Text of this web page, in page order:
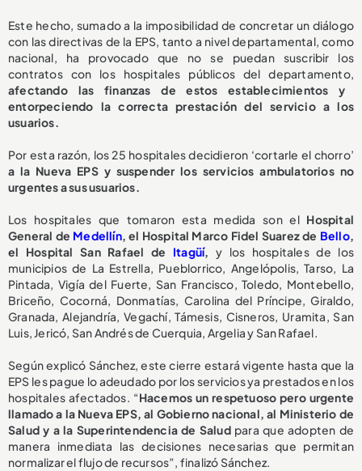
Este hecho, sumado a la imposibilidad de concretar un diálogo
con las directivas de la EPS, tanto a nivel departamental, como
nacional, ha provocado que no se puedan suscribir los
contratos con los hospitales públicos del departamento,
afectando las finanzas de estos establecimientos y
entorpeciendo la correcta prestación del servicio a los
usuarios.
Por esta razón, los 25 hospitales decidieron ‘cortarle el chorro’
a la Nueva EPS y suspender los servicios ambulatorios no
urgentes a sus usuarios.
Los hospitales que tomaron esta medida son el Hospital
General de Medellín, el Hospital Marco Fidel Suarez de Bello,
el Hospital San Rafael de Itagüí, y los hospitales de los
municipios de La Estrella, Pueblorrico, Angelópolis, Tarso, La
Pintada, Vigía del Fuerte, San Francisco, Toledo, Montebello,
Briceño, Cocorná, Donmatías, Carolina del Príncipe, Giraldo,
Granada, Alejandría, Vegachí, Támesis, Cisneros, Uramita, San
Luis, Jericó, San Andrés de Cuerquia, Argelia y San Rafael.
Según explicó Sánchez, este cierre estará vigente hasta que la
EPS les pague lo adeudado por los servicios ya prestados en los
hospitales afectados. “Hacemos un respetuoso pero urgente
llamado a la Nueva EPS, al Gobierno nacional, al Ministerio de
Salud y a la Superintendencia de Salud para que adopten de
manera inmediata las decisiones necesarias que permitan
normalizar el flujo de recursos”, finalizó Sánchez.